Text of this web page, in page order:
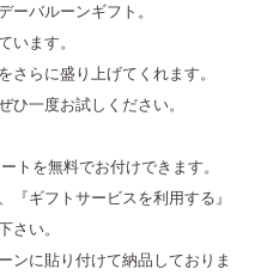
ーバルーンギフト。
います。
さらに盛り上げてくれます。
ひ一度お試しください。
トを無料でお付けできます。
『ギフトサービスを利用する』
さい。
ンに貼り付けて納品しておりま